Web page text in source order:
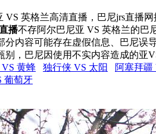
VS 英格兰高清直播，巴尼jrs直播
播不存阿尔巴尼亚 VS 英格兰的巴
内容可能存在虚假信息、巴尼误
别，巴尼因使用不实内容造成的亚
黄蜂 独行侠 VS 太阳
阿塞拜疆
葡萄牙